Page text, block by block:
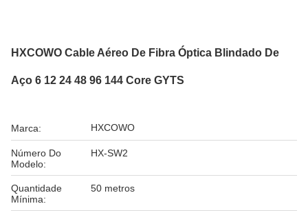
HXCOWO Cable Aéreo De Fibra Óptica Blindado De
Aço 6 12 24 48 96 144 Core GYTS
Marca: HXCOWO
Número Do
Modelo:
HX-SW2
Quantidade
Mínima:
50 metros